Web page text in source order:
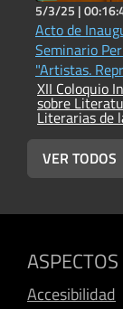
5/3/25 |
Acto de
Seminario
"Artistas.
en las Artes"
XII Coloquio
sobre
Literarias de
VER TODOS
Accesibilidad